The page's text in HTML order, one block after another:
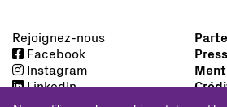
Rejoignez-nous
Facebook
Instagram
LinkedIn